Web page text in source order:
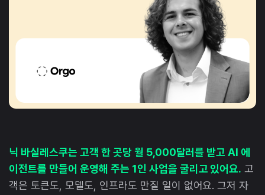
닉 바실레스쿠는 고객 한 곳당 월 5,000달러를 받고 AI 에
이전트를 만들어 운영해 주는 1인 사업을 굴리고 있어요. 고
객은 토큰도, 모델도, 인프라도 만질 일이 없어요. 그저 자